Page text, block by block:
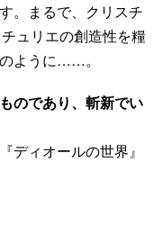
。まるで、クリスチ
ュリエの創造性を糧
ように……。
のであり、斬新でい
ディオールの世界』